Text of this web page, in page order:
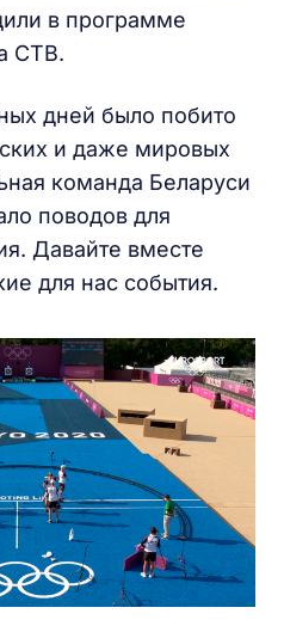
в программе
СТВ.
дней было побито
и даже мировых
команда Беларуси
поводов для
Давайте вместе
для нас события.